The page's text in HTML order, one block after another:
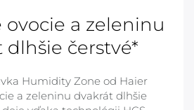
ovocie a zeleninu
dlhšie čerstvé*
Humidity Zone od Haier
a zeleninu dvakrát dlhšie